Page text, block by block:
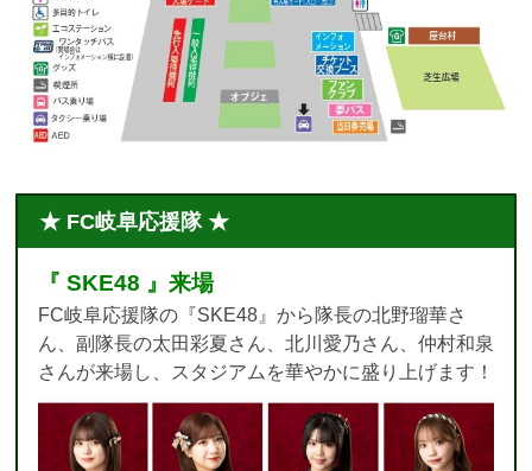
★ FC岐阜応援隊 ★
『 SKE48 』来場
FC岐阜応援隊の『SKE48』から隊長の北野瑠華さ
ん、副隊長の太田彩夏さん、北川愛乃さん、仲村和泉
さんが来場し、スタジアムを華やかに盛り上げます！